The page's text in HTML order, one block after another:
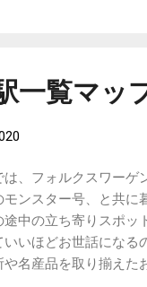
ったＳＲ
のが付い
ました。
イヤーで
バーエン
ドにある
以前より
一覧マッ
、フォルクスワーゲ
モンスター号、と共に
途中の立ち寄りスポ
いいほどお世話になる
や名産品を取り揃えた